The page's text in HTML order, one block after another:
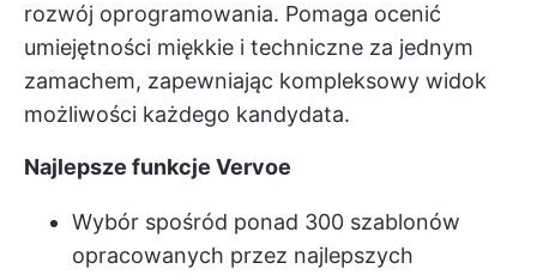
rozwój oprogramowania. Pomaga ocenić
umiejętności miękkie i techniczne za jednym
zamachem, zapewniając kompleksowy widok
możliwości każdego kandydata.
Najlepsze funkcje Vervoe
Wybór spośród ponad 300 szablonów
opracowanych przez najlepszych